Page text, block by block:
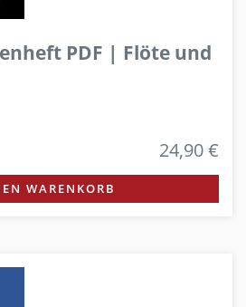
PDF | Flöte und
24,90 €
WARENKORB